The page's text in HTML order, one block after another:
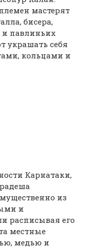
мастерят
бисера,
и павлиньих
украшать себя
кольцами и
Карнатаки,
из
и
расписывая его
местные
медью и